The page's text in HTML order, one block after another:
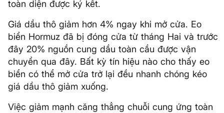
toàn diện được ký kết.
Giá dầu thô giảm hơn 4% ngay khi mở cửa. Eo
biển Hormuz đã bị đóng cửa từ tháng Hai và trước
đây 20% nguồn cung dầu toàn cầu được vận
chuyển qua đây. Bất kỳ tín hiệu nào cho thấy eo
biển có thể mở cửa trở lại đều nhanh chóng kéo
giá dầu thô giảm xuống.
Việc giảm mạnh căng thẳng chuỗi cung ứng toàn